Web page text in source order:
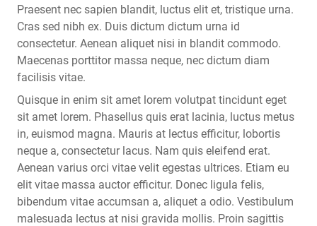
Praesent nec sapien blandit, luctus elit et, tristique urna.
Cras sed nibh ex. Duis dictum dictum urna id
consectetur. Aenean aliquet nisi in blandit commodo.
Maecenas porttitor massa neque, nec dictum diam
facilisis vitae.
Quisque in enim sit amet lorem volutpat tincidunt eget
sit amet lorem. Phasellus quis erat lacinia, luctus metus
in, euismod magna. Mauris at lectus efficitur, lobortis
neque a, consectetur lacus. Nam quis eleifend erat.
Aenean varius orci vitae velit egestas ultrices. Etiam eu
elit vitae massa auctor efficitur. Donec ligula felis,
bibendum vitae accumsan a, aliquet a odio. Vestibulum
malesuada lectus at nisi gravida mollis. Proin sagittis